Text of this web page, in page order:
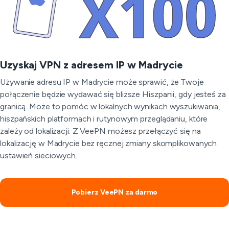
Uzyskaj VPN z adresem IP w Madrycie
Używanie adresu IP w Madrycie może sprawić, że Twoje
połączenie będzie wydawać się bliższe Hiszpanii, gdy jesteś za
granicą. Może to pomóc w lokalnych wynikach wyszukiwania,
hiszpańskich platformach i rutynowym przeglądaniu, które
zależy od lokalizacji. Z VeePN możesz przełączyć się na
lokalizację w Madrycie bez ręcznej zmiany skomplikowanych
ustawień sieciowych.
Pobierz VeePN za darmo